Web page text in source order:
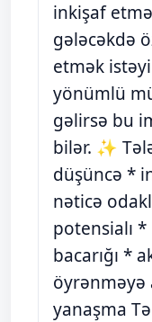
inkişaf
gələcəkdə
etmək
yönümlü
gəlirsə bu
bilər. ✨
düşüncə *
nəticə
potensialı
bacarığı *
öyrənməyə
yanaşma